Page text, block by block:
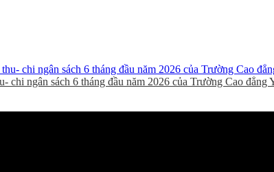
ngân sách 6 tháng đầu năm 2026 của Trường Cao đẳng